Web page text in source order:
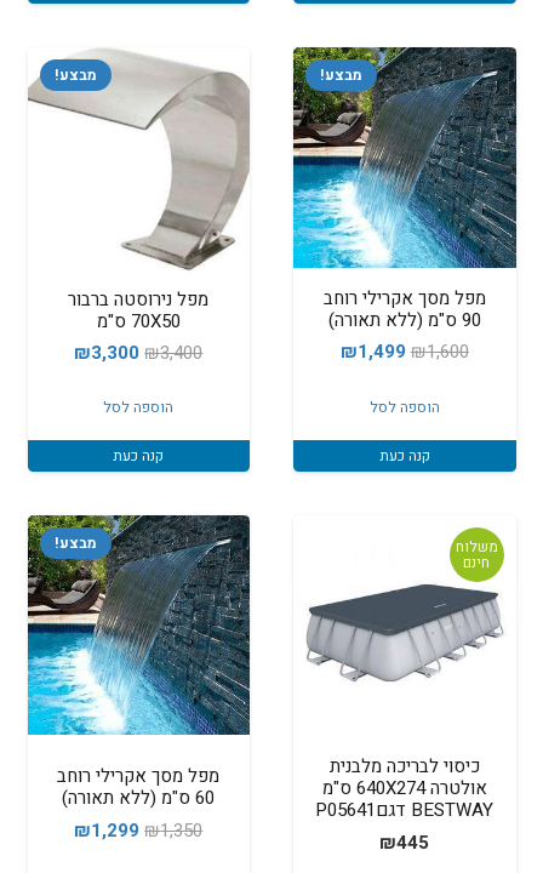
מבצע!
מפל מסך אקרילי רוחב
90 ס"מ (ללא תאורה)
₪1,600
המחיר
היה:
₪1,600.
₪1,499
₪1,499.
הוספה לסל
קנה כעת
מבצע!
מפל נירוסטה ברבור
70X50 ס"מ
₪3,400
המחיר
היה:
₪3,400.
₪3,300
המחיר
₪3,300.
הוספה לסל
קנה כעת
משלוח
חינם
כיסוי לבריכה מלבנית
אולטרה 640X274 ס"מ
BESTWAY דגםP05641
₪445
מבצע!
מפל מסך אקרילי רוחב
60 ס"מ (ללא תאורה)
₪1,350
המחיר₪1,299
המחיר